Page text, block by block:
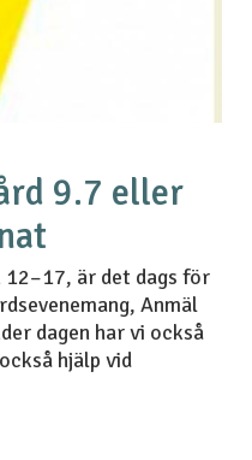
9.7 eller
12–17, är det dags för
Anmäl
dagen har vi också
hjälp vid